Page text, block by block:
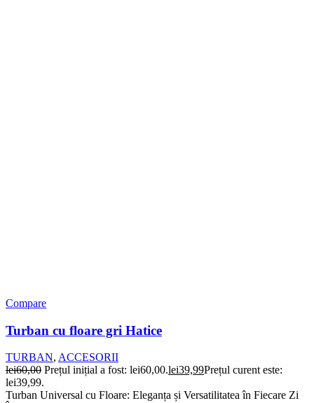
Compare
Turban cu floare gri Hatice
TURBAN, ACCESORII
lei60,00 Prețul inițial a fost: lei60,00.lei39,99Prețul curent este:
lei39,99.
Turban Universal cu Floare: Eleganța și Versatilitatea în Fiecare Zi